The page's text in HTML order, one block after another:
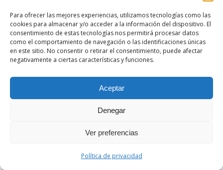
Para ofrecer las mejores experiencias, utilizamos tecnologías como las
cookies para almacenar y/o acceder a la información del dispositivo. El
consentimiento de estas tecnologías nos permitirá procesar datos
como el comportamiento de navegación o las identificaciones únicas
en este sitio. No consentir o retirar el consentimiento, puede afectar
negativamente a ciertas características y funciones.
Aceptar
Denegar
Ver preferencias
Política de privacidad
© Copyright - Embosqadas | Campamentos para adultos y para
familias -Enfold WordPress Theme by Kriesi